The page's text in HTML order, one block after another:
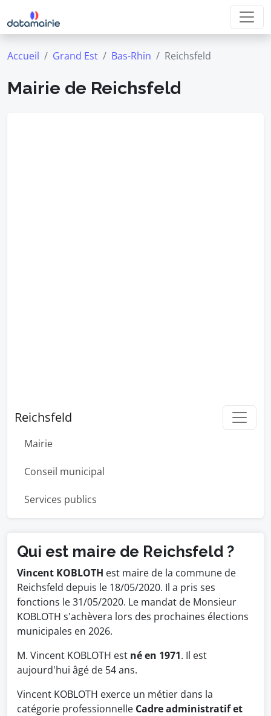
Accueil Grand Est Bas-Rhin Reichsfeld
Mairie de Reichsfeld
Reichsfeld
Mairie
Conseil municipal
Services publics
Qui est maire de Reichsfeld ?
Vincent KOBLOTH est maire de la commune de
Reichsfeld depuis le 18/05/2020. Il a pris ses
fonctions le 31/05/2020. Le mandat de Monsieur
KOBLOTH s'achèvera lors des prochaines élections
municipales en 2026.
M. Vincent KOBLOTH est né en 1971. Il est
aujourd'hui âgé de 54 ans.
Vincent KOBLOTH exerce un métier dans la
catégorie professionnelle Cadre administratif et